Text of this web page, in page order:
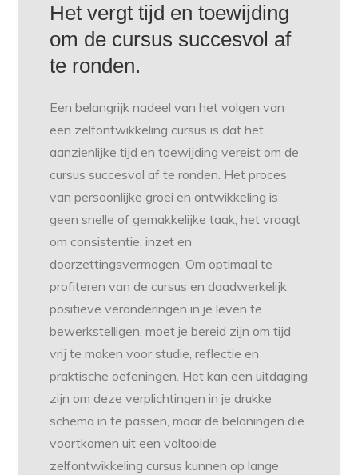
Het vergt tijd en toewijding
om de cursus succesvol af
te ronden.
Een belangrijk nadeel van het volgen van
een zelfontwikkeling cursus is dat het
aanzienlijke tijd en toewijding vereist om de
cursus succesvol af te ronden. Het proces
van persoonlijke groei en ontwikkeling is
geen snelle of gemakkelijke taak; het vraagt
om consistentie, inzet en
doorzettingsvermogen. Om optimaal te
profiteren van de cursus en daadwerkelijk
positieve veranderingen in je leven te
bewerkstelligen, moet je bereid zijn om tijd
vrij te maken voor studie, reflectie en
praktische oefeningen. Het kan een uitdaging
zijn om deze verplichtingen in je drukke
schema in te passen, maar de beloningen die
voortkomen uit een voltooide
zelfontwikkeling cursus kunnen op lange